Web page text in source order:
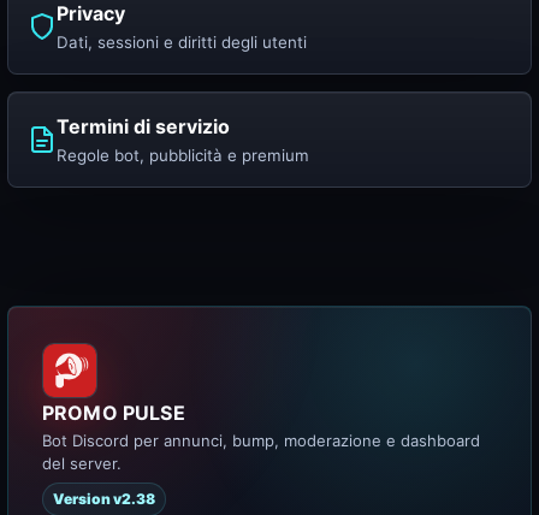
Privacy
Dati, sessioni e diritti degli utenti
Termini di servizio
Regole bot, pubblicità e premium
PROMO PULSE
Bot Discord per annunci, bump, moderazione e dashboard
del server.
Version v2.38